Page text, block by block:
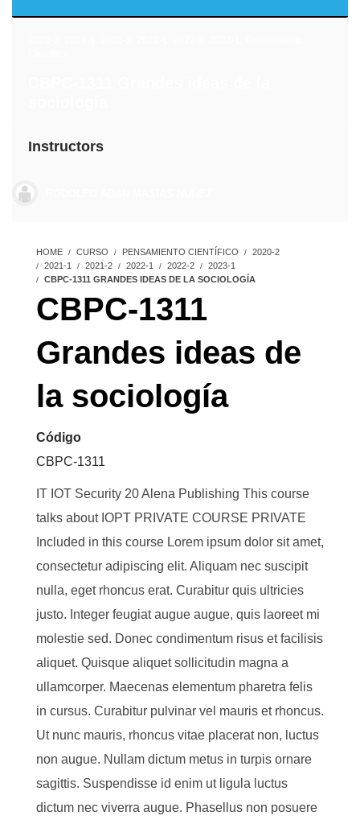
Instructors
HOME CURSO PENSAMIENTO CIENTÍFICO
2020-2
2021-1
2021-2 2022-1 2022-2
2023-1
CBPC-1311 GRANDES IDEAS DE LA SOCIOLOGÍA
CBPC-1311
Grandes ideas de
la sociología
Código
CBPC-1311
IT IOT Security 20 Alena Publishing This course
talks about IOPT PRIVATE COURSE PRIVATE
Included in this course Lorem ipsum dolor sit amet,
consectetur adipiscing elit. Aliquam nec suscipit
nulla, eget rhoncus erat. Curabitur quis ultricies
justo. Integer feugiat augue augue, quis laoreet mi
molestie sed. Donec condimentum risus et facilisis
aliquet. Quisque aliquet sollicitudin magna a
ullamcorper. Maecenas elementum pharetra felis
in cursus. Curabitur pulvinar vel mauris et rhoncus.
Ut nunc mauris, rhoncus vitae placerat non, luctus
non augue. Nullam dictum metus in turpis ornare
sagittis. Suspendisse id enim ut ligula luctus
dictum nec viverra augue. Phasellus non posuere